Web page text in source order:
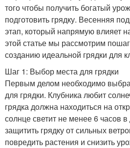
того чтобы получить богатый
подготовить грядку. Весенняя
этап, который напрямую влияет
этой статье мы рассмотрим
созданию идеальной грядки для
Шаг 1: Выбор места для грядки
Первым делом необходимо
для грядки. Клубника любит
грядка должна находиться на
солнце светит не менее 6 часов
защитить грядку от сильных
повредить растения и снизить